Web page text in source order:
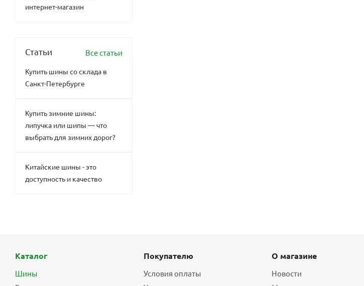
интернет-магазин
Статьи Все статьи
Купить шины со склада в
Санкт-Петербурге
Купить зимние шины:
липучка или шипы — что
выбрать для зимних дорог?
Китайские шины - это
доступность и качество
Каталог
Шины
Покупателю
Условия оплаты
О магазине
Новости